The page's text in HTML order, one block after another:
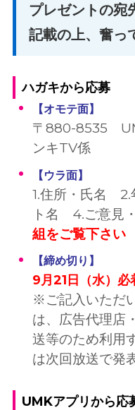
プレゼントの宛
記載の上、奮っ
ハガキから応募
【オモテ面】
〒880-8535
ンキTV係
【ウラ面】
1.住所・氏名
ト名 4.ご意見
組をご覧下さい
【締め切り】
9月21日（水）必
※ご記入いただ
は、広告代理店
送等のため利用
は次回放送で発
UMKアプリから応